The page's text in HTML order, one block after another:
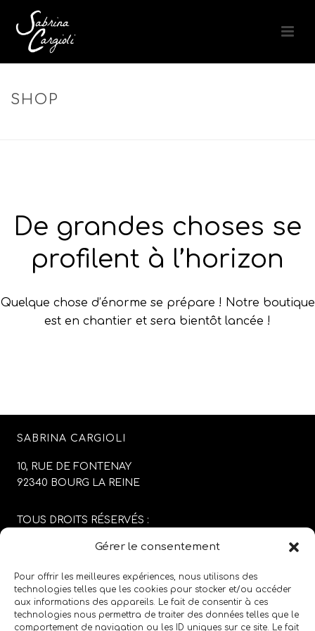
Gérer le consentement
Pour offrir les meilleures expériences, nous utilisons des
technologies telles que les cookies pour stocker et/ou accéder
aux informations des appareils. Le fait de consentir à ces
technologies nous permettra de traiter des données telles que le
comportement de navigation ou les ID uniques sur ce site. Le fait
SHOP
De grandes choses se
profilent à l’horizon
Quelque chose d’énorme se prépare ! Notre boutique
est en chantier et sera bientôt lancée !
SABRINA CARGIOLI
10, RUE DE FONTENAY
92340 BOURG LA REINE
TOUS DROITS RÉSERVÉS :
CONCEPTION DU SITE :
MENTIONS LÉGALES/CGV